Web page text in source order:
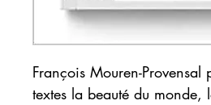
François Mouren-
textes la beauté du monde,